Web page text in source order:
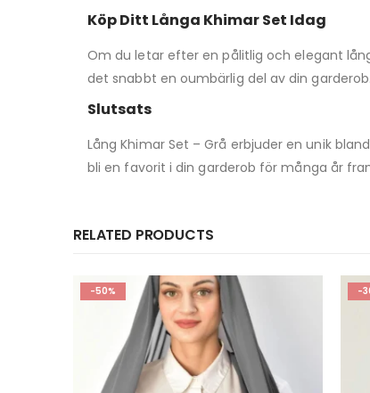
Köp Ditt Långa Khimar Set Idag
Om du letar efter en pålitlig och elegant
det snabbt en oumbärlig del av din
Slutsats
Lång Khimar Set – Grå erbjuder en unik
bli en favorit i din garderob för många år
RELATED PRODUCTS
-30% -